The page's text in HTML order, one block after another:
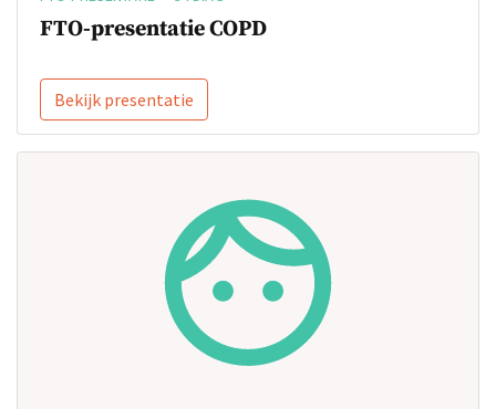
FTO-presentatie COPD
Bekijk presentatie